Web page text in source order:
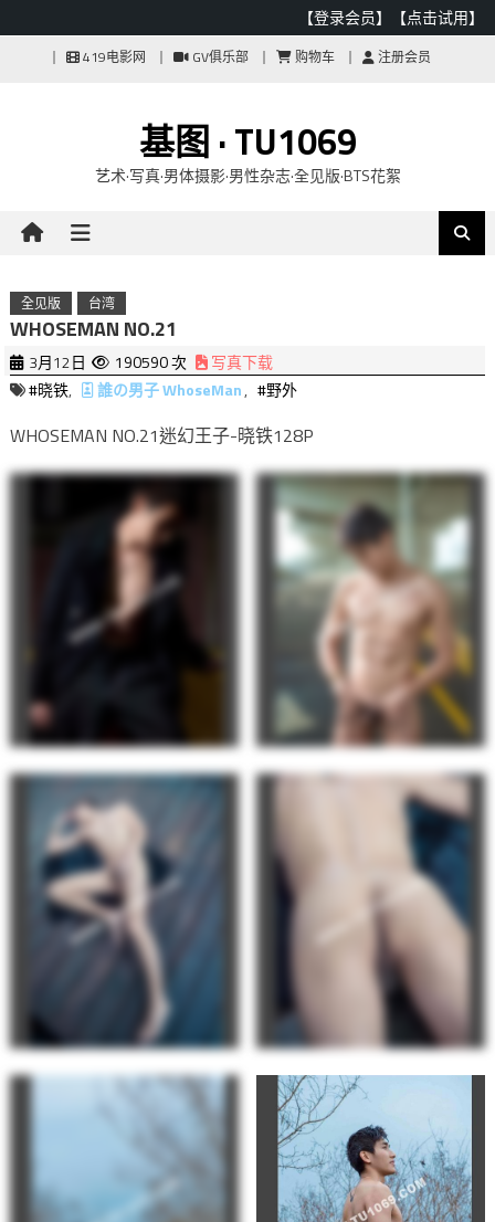
【登录会员】 【点击试用】
419电影网 GV俱乐部 购物车 注册会员
基图 · TU1069
艺术·写真·男体摄影·男性杂志·全见版·BTS花絮
全见版 台湾
WHOSEMAN NO.21
3月12日 190590 次
写真下载
#晓铁, 誰の男子 WhoseMan, #野外
WHOSEMAN NO.21迷幻王子-晓铁128P